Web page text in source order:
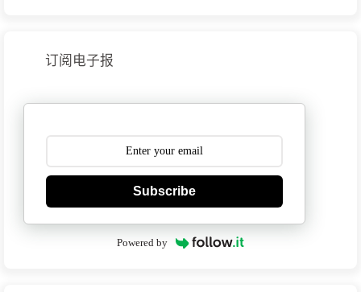
订阅电子报
Subscribe
Powered by